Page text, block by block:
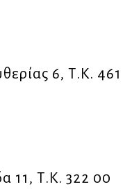
6, Τ.Κ. 461
11, Τ.Κ. 322 00